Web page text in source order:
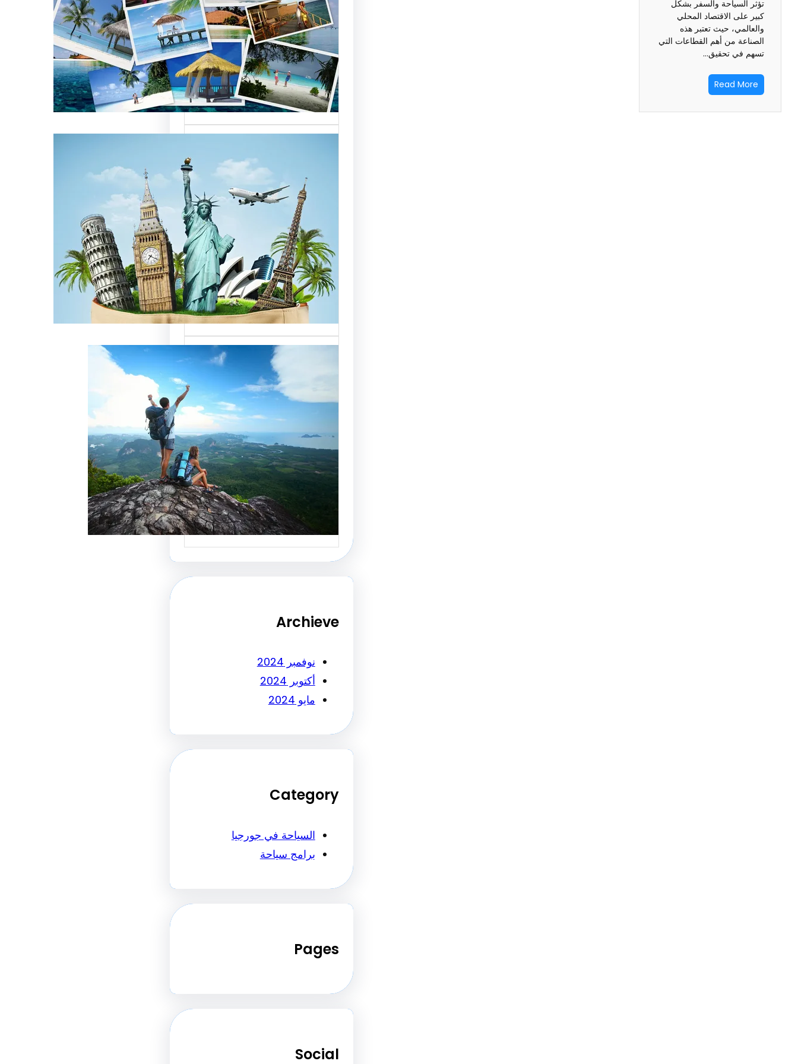
تؤثر السياحة والسفر بشكل
كبير على الاقتصاد المحلي
والعالمي، حيث تعتبر هذه
الصناعة من أهم القطاعات التي
تسهم في تحقيق…
Read More
السياحة العالمية على
السوق
أسماء شركات السياحة
العالمية تعتبر من العناصر
الأساسية التي تؤثر…
تقدم شركات السياحة
بمصر خدمات متميزة
للسائحين الوافدين
شركات السياحة بمصر تقدم
خدمات متميزة للسائحين
الوافدين، حيث تعتبر…
تحسين خدمات رقم شركة
سياحة: أفضل الطرق
لجذب الزبائن وتحقيق
النجاح
رقم شركة سياحة هو عامل
أساسي لجذب الزبائن وتحقيق
النجاح…
Archieve
نوفمبر 2024
أكتوبر 2024
مايو 2024
Category
السياحة في جورجيا
برامج سياحة
Pages
Social